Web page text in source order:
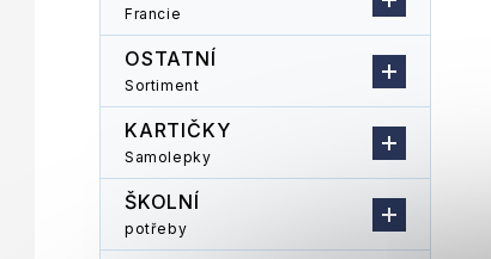
Francie
OSTATNÍ
Sortiment
KARTIČKY
Samolepky
ŠKOLNÍ
potřeby